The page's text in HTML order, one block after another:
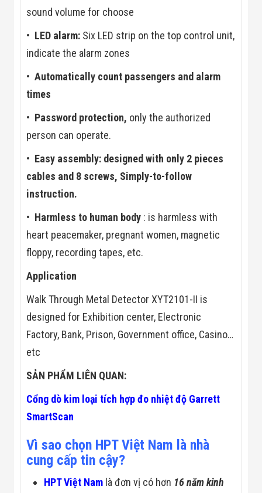
Thiết Bị Ngành
Xách
Dự Án Ngành
Thủy Sản
Dự Án Ngành
Trường Học
Dự Án Ngành
Điện Tử
Dự Án Kho
Xưởng -
Tin Tức
sound volume for choose
• LED alarm: Six LED strip on the top control unit,
indicate the alarm zones
•Automatically count passengers and alarm
times
• Password protection, only the authorized
person can operate.
• Easy assembly: designed with only 2 pieces
cables and 8 screws, Simply-to-follow
instruction.
• Harmless to human body : is harmless with
heart peacemaker, pregnant women, magnetic
floppy, recording tapes, etc.
Application
Walk Through Metal Detector XYT2101-II is
designed for Exhibition center, Electronic
Factory, Bank, Prison, Government office, Casino…
etc
SẢN PHẨM LIÊN QUAN:
Cổng dò kim loại tích hợp đo nhiệt độ Garrett
SmartScan
Vì sao chọn HPT Việt Nam là nhà
cung cấp tin cậy?
HPT Việt Nam là đơn vị có hơn 16 năm kinh